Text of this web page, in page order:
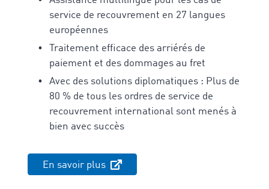
service de recouvrement en 27 langues
européennes
Traitement efficace des arriérés de
paiement et des dommages au fret
Avec des solutions diplomatiques : Plus de
80 % de tous les ordres de service de
recouvrement international sont menés à
bien avec succès
En savoir plus